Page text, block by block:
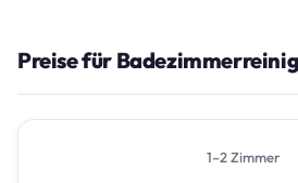
Preise für
1–2 Zimmer